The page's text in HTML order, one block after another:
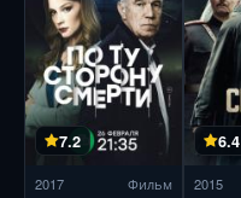
7.2
2017 Фильм
6.4
2015